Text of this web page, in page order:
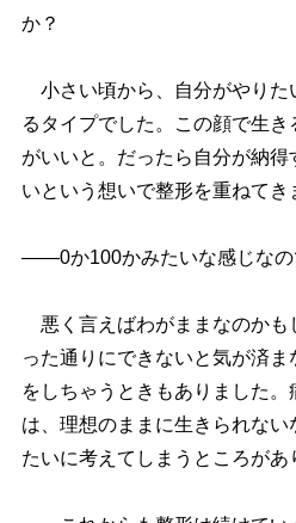
か？
小さい頃から、自分がやりた
るタイプでした。この顔で生き
がいいと。だったら自分が納
いという想いで整形を重ねてき
――0か100かみたいな感じなの
悪く言えばわがままなのかも
った通りにできないと気が済
をしちゃうときもありました。
は、理想のままに生きられな
たいに考えてしまうところがあ